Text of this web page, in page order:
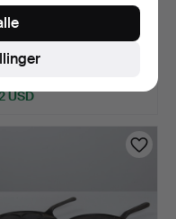
EHRNER. Vase, skål,
& b…
timer
USD